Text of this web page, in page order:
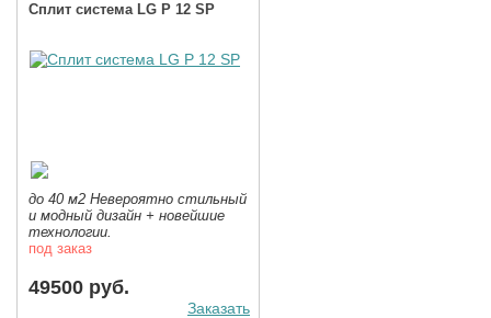
Сплит система LG P 12 SP
до 40 м2 Невероятно стильный
и модный дизайн + новейшие
технологии.
под заказ
49500 руб.
Заказать